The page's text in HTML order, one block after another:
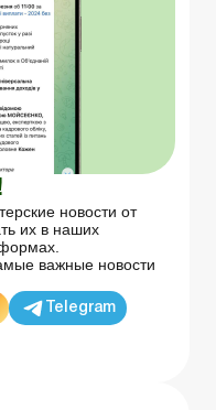
новости от
их в наших
важные новости
Telegram